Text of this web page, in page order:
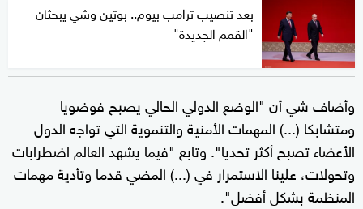
بعد تنصيب ترامب بيوم.. بوتين وشي يبحثان
"القمم الجديدة"
وأضاف شي أن "الوضع الدولي الحالي يصبح فوضويا
ومتشابكا (...) المهمات الأمنية والتنموية التي تواجه الدول
الأعضاء تصبح أكثر تحديا". وتابع "فيما يشهد العالم اضطرابات
وتحولات، علينا الاستمرار في (...) المضي قدما وتأدية مهمات
المنظمة بشكل أفضل".